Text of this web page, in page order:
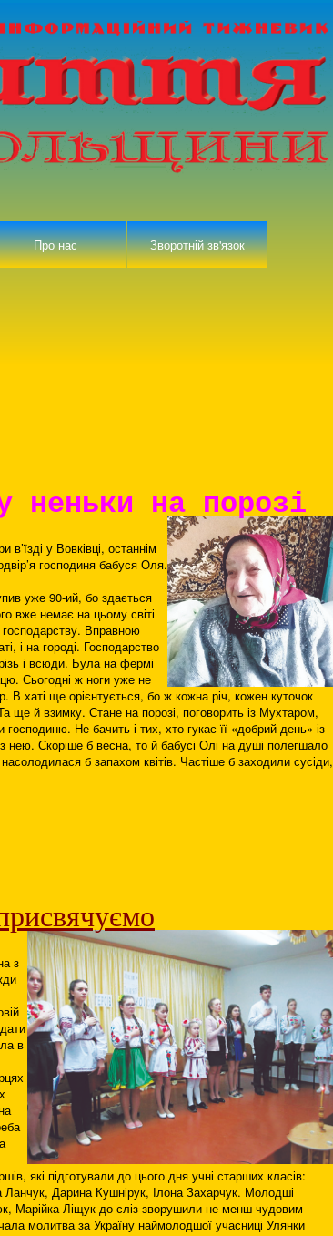
Про нас Зворотній зв'язок
на порозі
у Вовківці, останнім
господиня бабуся Оля.
уже 90-ий, бо здається
вже немає на цьому світі
Вправною
і на городі. Господарство
і всюди. Була на фермі
Сьогодні ж ноги уже не
хаті ще орієнтується, бо ж кожна річ, кожен куточок
ще й взимку. Стане на порозі, поговорить із Мухтаром,
Не бачить і тих, хто гукає її «добрий день» із
нею. Скоріше б весна, то й бабусі Олі на душі полегшало
б запахом квітів. Частіше б заходили сусіди,
з
в
які підготували до цього дня учні старших класів:
Дарина Кушнірук, Ілона Захарчук. Молодші
Марійка Ліщук до сліз зворушили не менш чудовим
молитва за Україну наймолодшої учасниці Улянки